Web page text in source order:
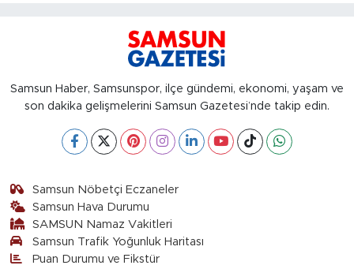
Samsun Haber, Samsunspor, ilçe gündemi, ekonomi, yaşam ve
son dakika gelişmelerini Samsun Gazetesi’nde takip edin.
Samsun Nöbetçi Eczaneler
Samsun Hava Durumu
SAMSUN Namaz Vakitleri
Samsun Trafik Yoğunluk Haritası
Puan Durumu ve Fikstür